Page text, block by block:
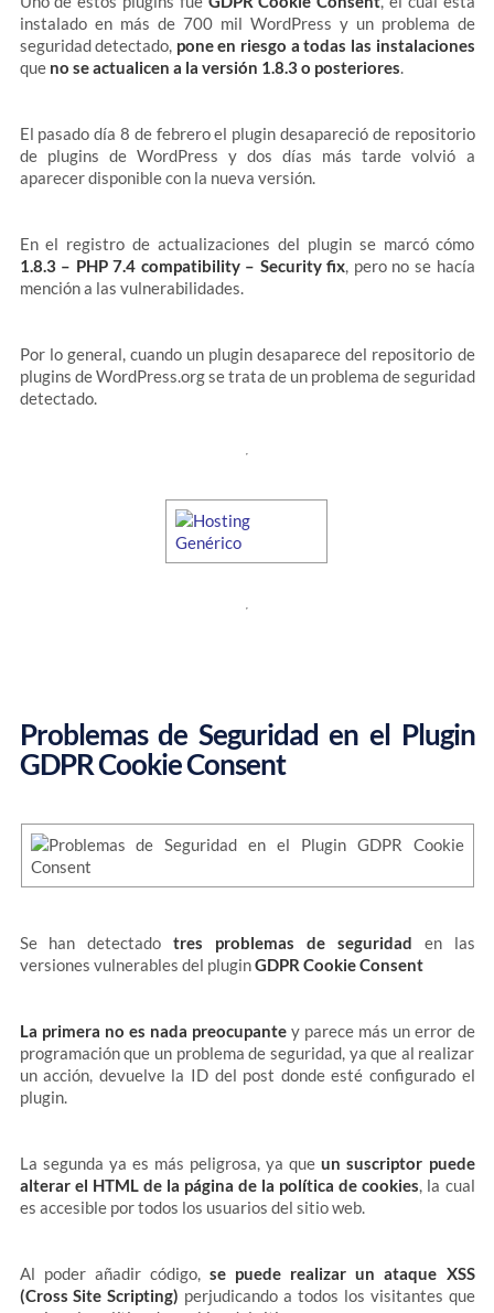
instalado en más de 700 mil WordPress y un problema de
seguridad detectado, pone en riesgo a todas las instalaciones
que no se actualicen a la versión 1.8.3 o posteriores.
El pasado día 8 de febrero el plugin desapareció de repositorio
de plugins de WordPress y dos días más tarde volvió a
aparecer disponible con la nueva versión.
En el registro de actualizaciones del plugin se marcó cómo
1.8.3 – PHP 7.4 compatibility – Security fix, pero no se hacía
mención a las vulnerabilidades.
Por lo general, cuando un plugin desaparece del repositorio de
plugins de WordPress.org se trata de un problema de seguridad
detectado.
Problemas de Seguridad en el Plugin
GDPR Cookie Consent
Se han detectadotres problemas de seguridad en las
versiones vulnerables del pluginGDPR Cookie Consent
La primera no es nada preocupantey parece más un error de
programación que un problema de seguridad, ya que al realizar
un acción, devuelve la ID del post donde esté configurado el
plugin.
La segunda ya es más peligrosa, ya queun suscriptor puede
alterar el HTML de la página de la política de cookies, la cual
es accesible por todos los usuarios del sitio web.
Al poder añadir código, se puede realizar un ataque XSS
(Cross Site Scripting) perjudicando a todos los visitantes que